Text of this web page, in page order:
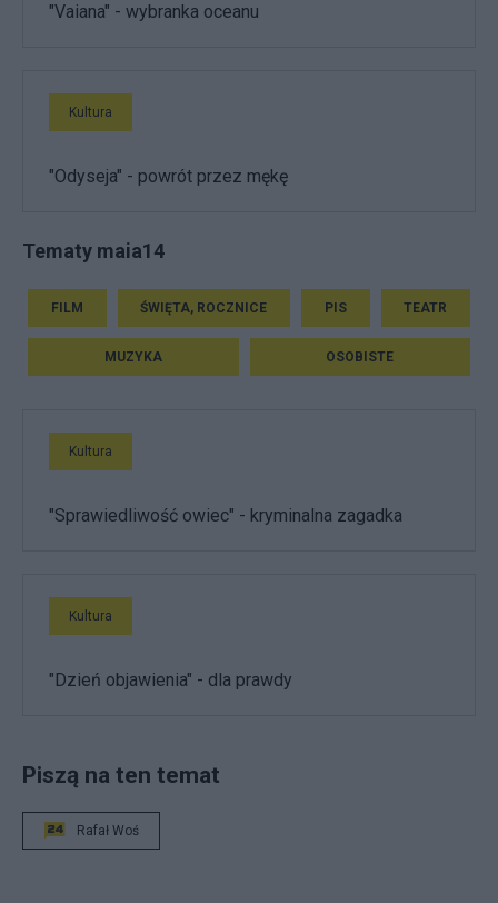
"Vaiana" - wybranka oceanu
Kultura
"Odyseja" - powrót przez mękę
Tematy maia14
FILM ŚWIĘTA, ROCZNICE PIS TEATR
MUZYKA OSOBISTE
Kultura
"Sprawiedliwość owiec" - kryminalna zagadka
Kultura
"Dzień objawienia" - dla prawdy
Piszą na ten temat
Rafał Woś